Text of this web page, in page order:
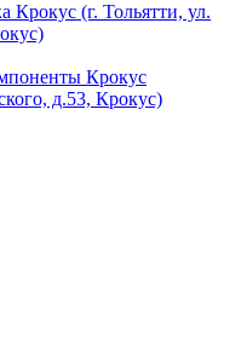
Крокус (г. Тольятти, ул.
Крокус
д.53, Крокус)